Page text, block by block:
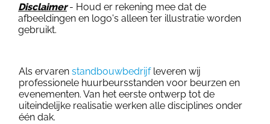
Disclaimer- Houd er rekening mee dat de
afbeeldingen en logo's alleen ter illustratie worden
gebruikt.
Als ervaren standbouwbedrijfleveren wij
professionele huurbeursstanden voor beurzen en
evenementen. Van het eerste ontwerp tot de
uiteindelijke realisatie werken alle disciplines onder
één dak.